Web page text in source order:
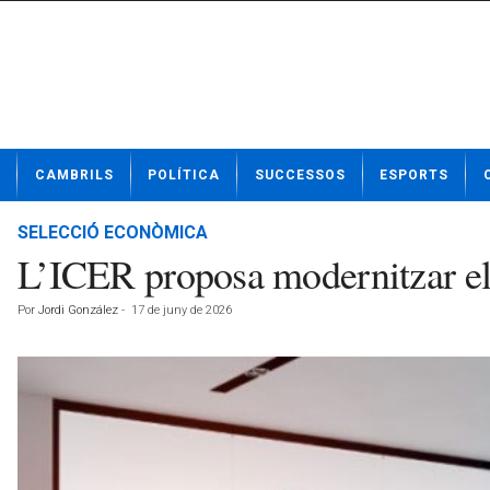
t
CAMBRILS POLÍTICA SUCCESSOS ESPORTS
SELECCIÓ ECONÒMICA
L’ICER proposa modernitzar
Por Jordi González - 17 de juny de 2026